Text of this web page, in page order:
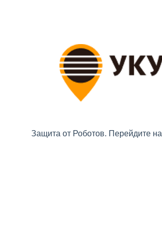
Защита от Роботов. Перейдите на